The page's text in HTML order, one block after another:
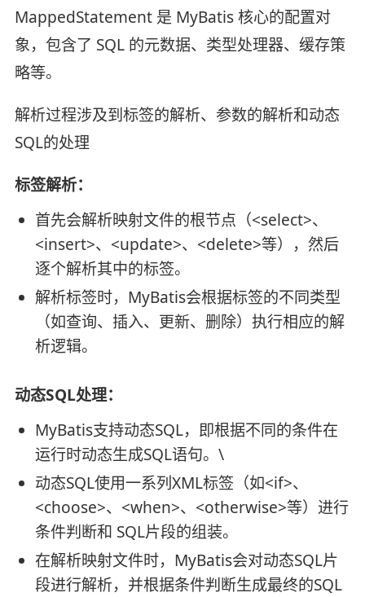
MappedStatement 是 MyBatis 核心的配置对
象，包含了 SQL 的元数据、类型处理器、缓存策
略等。
解析过程涉及到标签的解析、参数的解析和动态
SQL的处理
标签解析：
首先会解析映射文件的根节点（<select>、
<insert>、<update>、<delete>等），然后
逐个解析其中的标签。
解析标签时，MyBatis会根据标签的不同类型
（如查询、插入、更新、删除）执行相应的解
析逻辑。
动态SQL处理：
MyBatis支持动态SQL，即根据不同的条件在
运行时动态生成SQL语句。\
动态SQL使用一系列XML标签（如<if>、
<choose>、<when>、<otherwise>等）进行
条件判断和 SQL片段的组装。
在解析映射文件时，MyBatis会对动态SQL片
段进行解析，并根据条件判断生成最终的SQL